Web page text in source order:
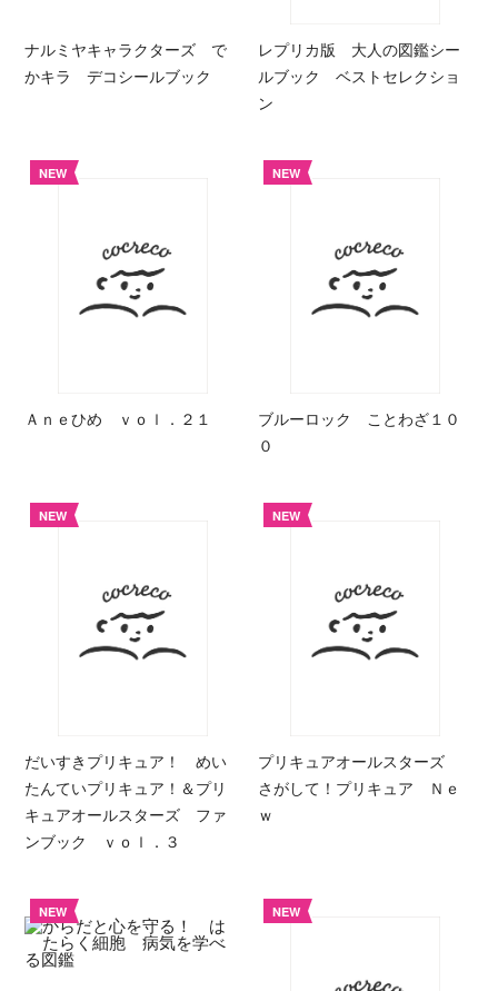
ナルミヤキャラクターズ で
かキラ デコシールブック
レプリカ版 大人の図鑑シー
ルブック ベストセレクショ
ン
NEW
Ａｎｅひめ ｖｏｌ．２１
NEW
ブルーロック ことわざ１０
０
NEW
だいすきプリキュア！ めい
たんていプリキュア！＆プリ
キュアオールスターズ ファ
ンブック ｖｏｌ．３
NEW
プリキュアオールスターズ
さがして！プリキュア Ｎｅ
ｗ
NEW NEW